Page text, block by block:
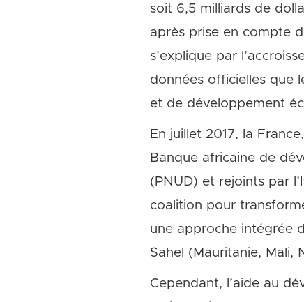
soit 6,5 milliards de
après prise en compte
s’explique par
données officielles que
et de développement
En juillet 2017, la
Banque africaine de
(PNUD) et rejoints par
coalition pour
une approche intégrée
Sahel (Mauritanie, Mali,
Cependant, l’aide au